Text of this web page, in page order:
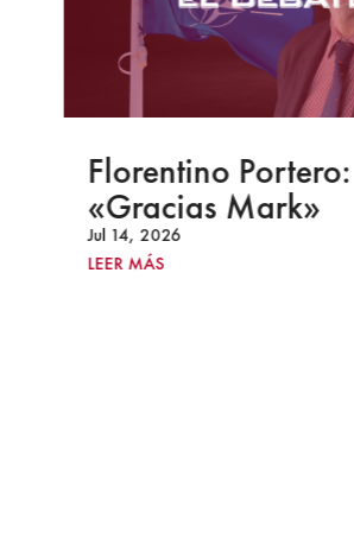
Florentino Portero:
«Gracias Mark»
Jul 14, 2026
LEER MÁS